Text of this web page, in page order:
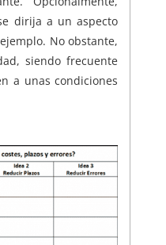
dirija a un aspecto
No obstante,
siendo frecuente
a unas condiciones